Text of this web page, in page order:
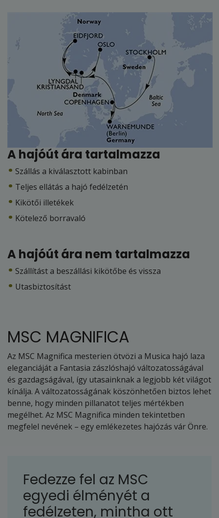
A hajóút ára tartalmazza
Szállás a kiválasztott kabinban
Teljes ellátás a hajó fedélzetén
Kikötői illetékek
Kötelező borravaló
A hajóút ára nem tartalmazza
Szállítást a beszállási kikötőbe és vissza
Utasbiztosítást
MSC MAGNIFICA
Az MSC Magnifica mesterien ötvözi a Musica hajó laza
eleganciáját a Fantasia zászlóshajó változatosságával
és gazdagságával, így utasainknak a legjobb két világot
kínálja. A változatosságának köszönhetően biztos lehet
benne, hogy minden pillanatot teljes mértékben
megélhet. Az MSC Magnifica minden tekintetben
megfelel nevének – egy emlékezetes hajózás vár Önre.
Fedezze fel az MSC
egyedi élményét a
fedélzeten, mintha ott